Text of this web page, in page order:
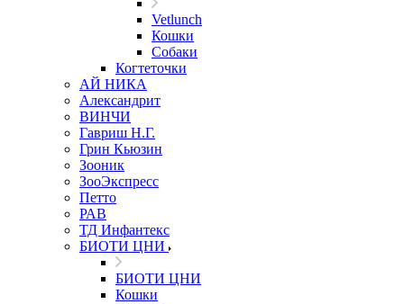
Vetlunch
Кошки
Собаки
Когтеточки
АЙ НИКА
Александрит
ВИНЧИ
Гавриш Н.Г.
Грин Кьюзин
Зооник
ЗооЭкспресс
Петто
РАВ
ТД Инфантекс
БИОТИ ЦНИ
БИОТИ ЦНИ
Кошки